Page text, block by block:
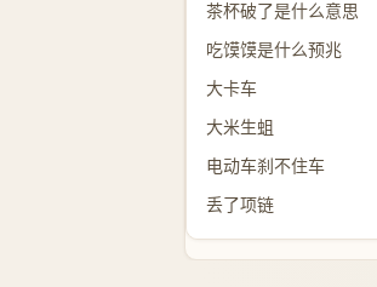
茶杯破了是什么意思
吃馍馍是什么预兆
大卡车
大米生蛆
电动车刹不住车
丢了项链